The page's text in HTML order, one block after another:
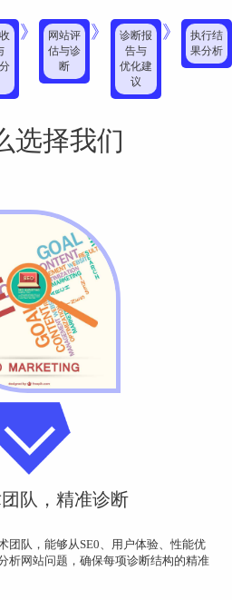
》
网站评
估与诊
断
》
诊断报
告与
优化建
议
》
执行结
果分析
选择我们
队，精准诊断
团队，能够从SE0、用户体验、性能优
析网站问题，确保每项诊断结构的精准